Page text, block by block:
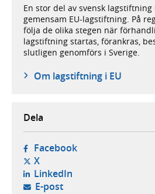
En stor del av svensk
gemensam EU-lagstiftning. På
följa de olika stegen när
lagstiftning startas, förankras,
slutligen genomförs i Sverige.
Om lagstiftning i EU
Dela
Facebook- öppnas i ny flik,
X- öppnas i ny flik, extern
LinkedIn- öppnas i ny flik,
E-post- öppnar din e-